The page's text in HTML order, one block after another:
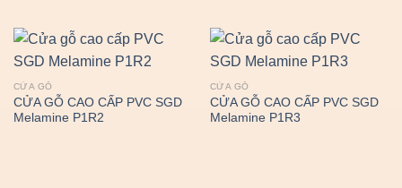
CỬA GỖ
CỬA GỖ CAO CẤP PVC SGD
Melamine P1R2
CỬA GỖ
CỬA GỖ CAO CẤP PVC SGD
Melamine P1R3